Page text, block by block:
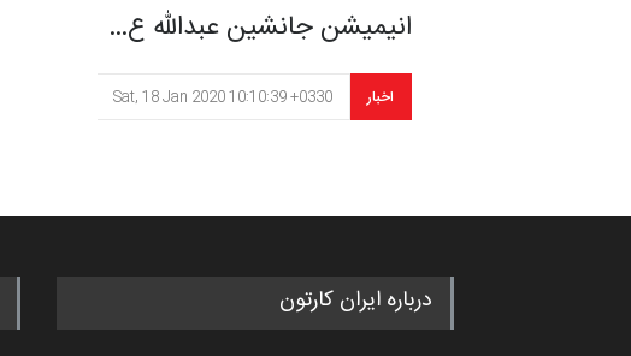
انیمیشن جانشین عبدالله ع…
اخبار Sat, 18 Jan 2020 10:10:39 +0330
درباره ایران کارتون